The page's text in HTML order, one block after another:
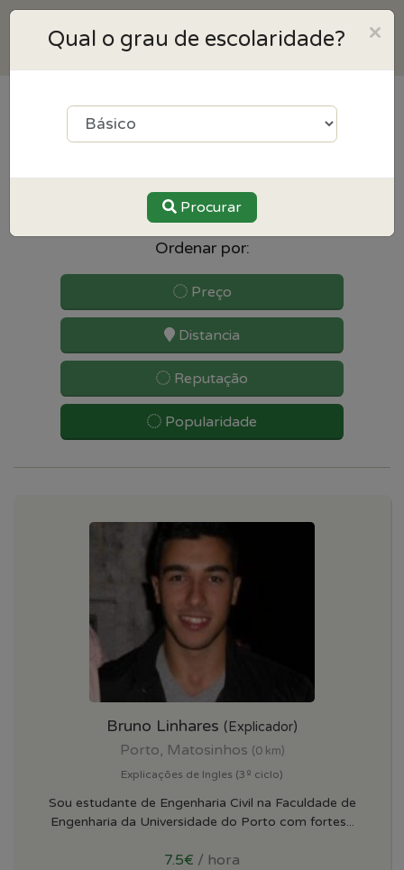
resultados para Inglês
Ordenar por:
Preço
Distancia
Reputação
Popularidade
Bruno Linhares (Explicador)
Porto, Matosinhos (0 km)
Explicações de Ingles (3º ciclo)
Sou estudante de Engenharia Civil na Faculdade de
Engenharia da Universidade do Porto com fortes...
7.5€ / hora
×
Qual o grau de escolaridade?
Procurar